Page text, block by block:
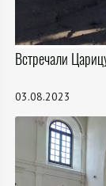
Встречали
03.08.2023